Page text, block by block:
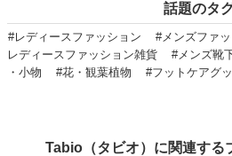
話題のタ
#レディースファッション #メンズファ
レディースファッション雑貨
#メンズ靴
・小物
#花・観葉植物 #フットケアグ
Tabio（タビオ）に関連する